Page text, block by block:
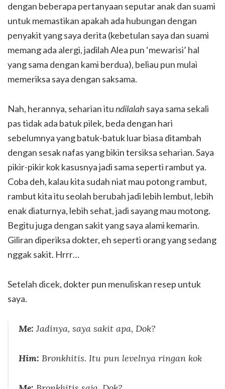
dengan beberapa pertanyaan seputar anak dan suami
untuk memastikan apakah ada hubungan dengan
penyakit yang saya derita (kebetulan saya dan suami
memang ada alergi, jadilah Alea pun ‘mewarisi’ hal
yang sama dengan kami berdua), beliau pun mulai
memeriksa saya dengan saksama.
Nah, herannya, seharian itundilalah saya sama sekali
pas tidak ada batuk pilek, beda dengan hari
sebelumnya yang batuk-batuk luar biasa ditambah
dengan sesak nafas yang bikin tersiksa seharian. Saya
pikir-pikir kok kasusnya jadi sama seperti rambut ya.
Coba deh, kalau kita sudah niat mau potong rambut,
rambut kita itu seolah berubah jadi lebih lembut, lebih
enak diaturnya, lebih sehat, jadi sayang mau motong.
Begitu juga dengan sakit yang saya alami kemarin.
Giliran diperiksa dokter, eh seperti orang yang sedang
nggak sakit. Hrrr…
Setelah dicek, dokter pun menuliskan resep untuk
saya.
Me: Jadinya, saya sakit apa, Dok?
Him: Bronkhitis. Itu pun levelnya ringan kok